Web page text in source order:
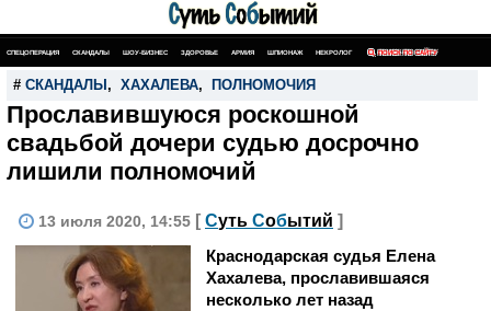
СПЕЦОПЕРАЦИЯ СКАНДАЛЫ ШОУ-БИЗНЕС ЗДОРОВЬЕ АРМИЯ ШПИОНАЖ НЕКРОЛОГ ПОИСК ПО САЙТУ
# СКАНДАЛЫ , ХАХАЛЕВА, ПОЛНОМОЧИЯ
Прославившуюся роскошной
свадьбой дочери судью досрочно
лишили полномочий
13 июля 2020, 14:55 [ Суть Событий ]
Краснодарская судья Елена
Хахалева, прославившаяся
несколько лет назад